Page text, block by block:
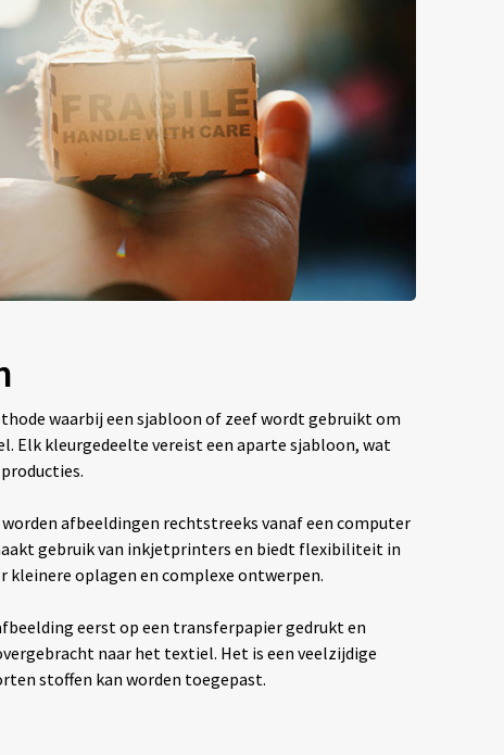
waarbij een sjabloon of zeef wordt gebruikt om
Elk kleurgedeelte vereist een aparte sjabloon, wat
afbeeldingen rechtstreeks vanaf een computer
gebruik van inkjetprinters en biedt flexibiliteit in
kleinere oplagen en complexe ontwerpen.
eerst op een transferpapier gedrukt en
naar het textiel. Het is een veelzijdige
stoffen kan worden toegepast.